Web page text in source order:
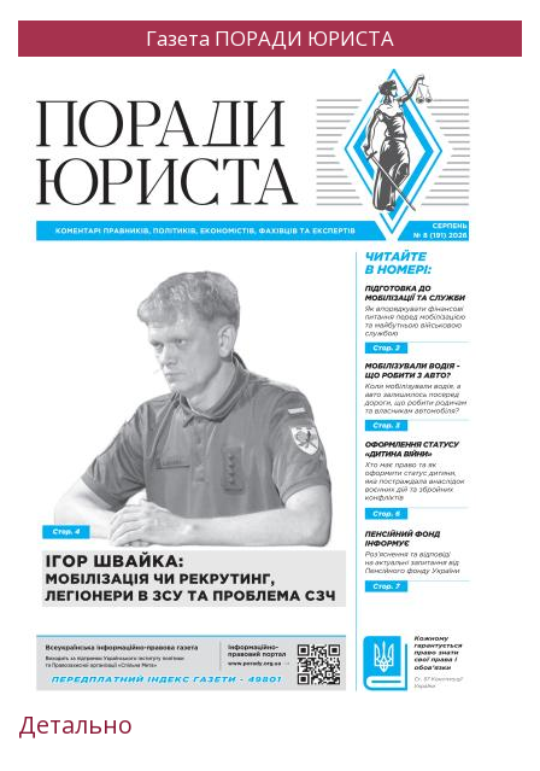
Газета ПОРАДИ ЮРИСТА
Детально